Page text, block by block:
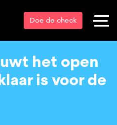
Doe de check
het open
is voor de